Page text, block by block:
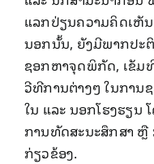
ແລກປ່ຽນຄວາມຄິດເຫັ
ນອກນັ້ນ, ຍັງມີພາກປະຕິ
ຊອກຫາຈຸດພິກັດ, ເຂັມ
ວີທີການຕ່າງໆ ໃນການ
ໃນ ແລະ ນອກໂຮງຮຽ
ການທັດສະນະສຶກສາ ຫຼື
ກ່ຽວຂ້ອງ.